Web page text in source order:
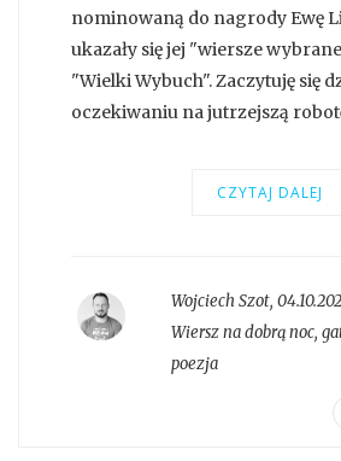
nominowaną do nagrody Ewę
ukazały się jej "wiersze
"Wielki Wybuch". Zaczytuję się
oczekiwaniu na jutrzejszą
CZYTAJ DALEJ
Wojciech Szot,
Wiersz na dobrą noc,
poezja